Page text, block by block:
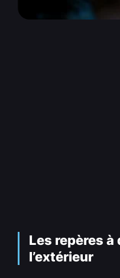
Les repères à
l’extérieur